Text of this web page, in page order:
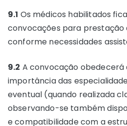
9.1 Os médicos habilitados
convocações para prestação
conforme necessidades
9.2 A convocação obedecerá
importância das
eventual (quando realizada
observando-se também
e compatibilidade com a